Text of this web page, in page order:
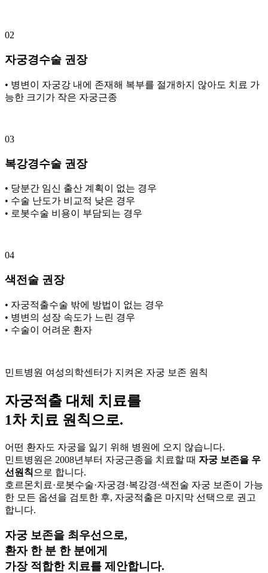
02
자궁경수술 권장
• 병변이 자궁강 내에 존재해 복부를 절개하지 않아도 치료 가
능한 크기가 작은 자궁근종
03
복강경수술 권장
• 당분간 임신 출산 계획이 없는 경우
• 수술 난도가 비교적 낮은 경우
• 로봇수술 비용이 부담되는 경우
04
색전술 권장
• 자궁적출수술 밖에 방법이 없는 경우
• 병변의 성장 속도가 느린 경우
• 수술이 어려운 환자
민트병원 여성의학센터가 지켜온 자궁 보존 원칙
자궁적출 대체 치료를
1차 치료 원칙으로.
어떤 환자도 자궁을 잃기 위해 병원에 오지 않습니다.
민트병원은 2008년부터 자궁근종을 치료할 때 자궁 보존을 우
선원칙 으로 합니다.
호르몬치료·로봇수술·자궁경·복강경·색전술 자궁 보존이 가능
한 모든 옵션을 검토한 후, 자궁적출은 마지막 선택으로 권고
합니다.
자궁 보존을 최우선으로,
환자 한 분 한 분에게
가장 적합한 치료를 제안합니다.